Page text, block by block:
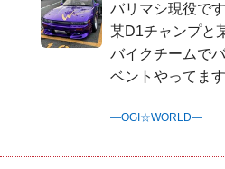
バリマシ現役で
某D1チャンプと
バイクチームで
ベントやってます
―OGI☆WORLD―